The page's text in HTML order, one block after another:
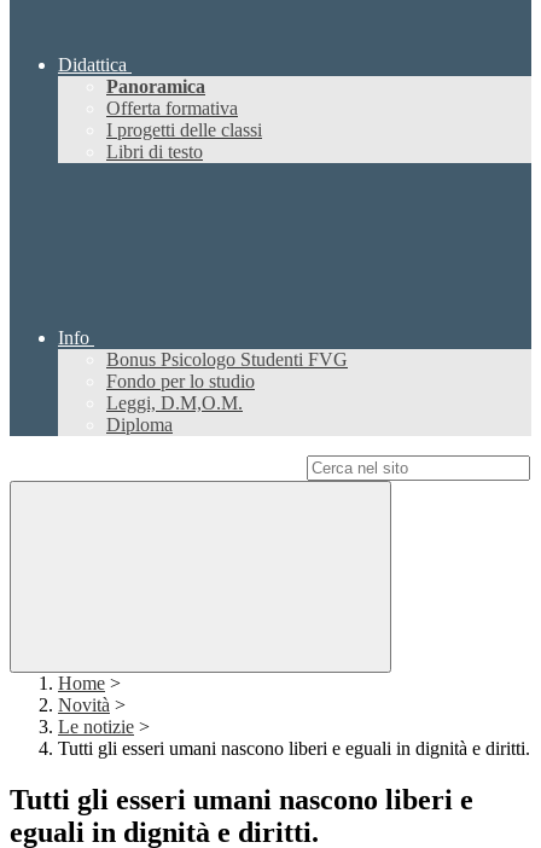
Didattica
Panoramica
Offerta formativa
I progetti delle classi
Libri di testo
Info
Bonus Psicologo Studenti FVG
Fondo per lo studio
Leggi, D.M,O.M.
Diploma
Home >
Novità >
Le notizie >
Tutti gli esseri umani nascono liberi e eguali in dignità e diritti.
Tutti gli esseri umani nascono liberi e
eguali in dignità e diritti.